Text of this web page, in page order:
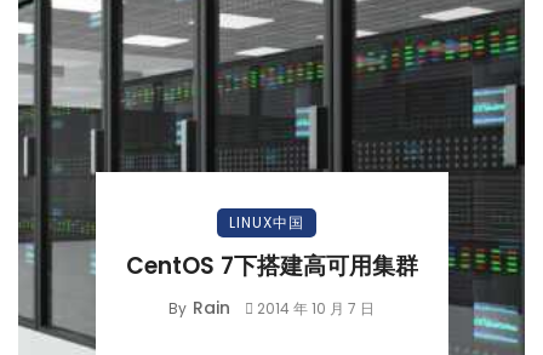
LINUX中国
CentOS 7下搭建高可用集群
By Rain 2014 年 10 月 7 日